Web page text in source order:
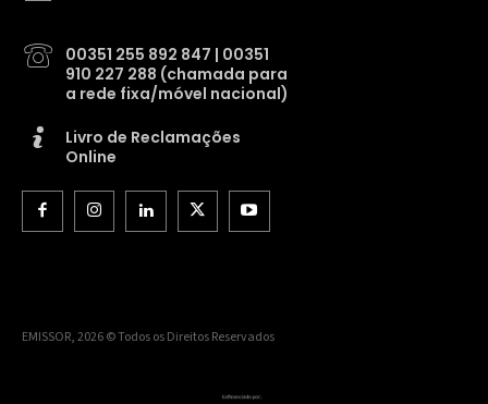
00351 255 892 847 | 00351
910 227 288 (chamada para
a rede fixa/móvel nacional)
Livro de Reclamações
Online
EMISSOR, 2026 © Todos os Direitos Reservados